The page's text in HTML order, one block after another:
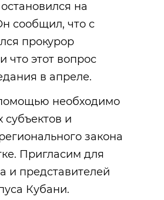
на
сообщил, что с
прокурор
что этот вопрос
в апреле.
необходимо
субъектов и
закона
Пригласим для
и представителей
Кубани.